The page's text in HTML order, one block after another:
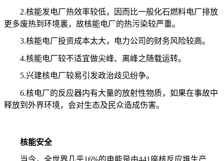
2.核能发电厂热效率较低，因而比一般化石燃料电厂排放
更多废热到环境裏，故核能电厂的热污染较严重。
3.核能电厂投资成本太大，电力公司的财务风险较高。
4.核能电厂较不适宜做尖峰、离峰之随载运转。
5.兴建核电厂较易引发政治歧见纷争。
6.核电厂的反应器内有大量的放射性物质，如果在事故中
释放到外界环境，会对生态及民众造成伤害。
核能安全
当今，全世界几乎16%的电能是由441 座核反应堆生产